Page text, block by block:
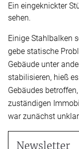
Ein eingeknickter
sehen.
Einige Stahlbalken
gebe statische
Gebäude unter
stabilisieren, hieß
Gebäudes
zuständigen
war zunächst
Newsletter